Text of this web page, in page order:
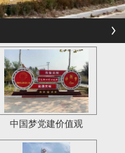
中国梦党建价值观